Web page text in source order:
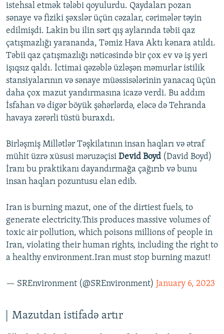
istehsal etmək tələbi qoyulurdu. Qaydaları pozan
sənaye və fiziki şəxslər üçün cəzalar, cərimələr təyin
edilmişdi. Lakin bu ilin sərt qış aylarında təbii qaz
çatışmazlığı yarananda, Təmiz Hava Aktı kənara atıldı.
Təbii qaz çatışmazlığı nəticəsində bir çox ev və iş yeri
işıqsız qaldı. İctimai qəzəblə üzləşən məmurlar istilik
stansiyalarının və sənaye müəssisələrinin yanacaq üçün
daha çox mazut yandırmasına icazə verdi. Bu addım
İsfahan və digər böyük şəhərlərdə, eləcə də Tehranda
havaya zərərli tüstü buraxdı.
Birləşmiş Millətlər Təşkilatının insan haqları və ətraf
mühit üzrə xüsusi məruzəçisi Devid Boyd (David Boyd)
İranı bu praktikanı dayandırmağa çağırıb və bunu
insan haqları pozuntusu elan edib.
Iran is burning mazut, one of the dirtiest fuels, to
generate electricity.This produces massive volumes of
toxic air pollution, which poisons millions of people in
Iran, violating their human rights, including the right to
a healthy environment.Iran must stop burning mazut!
— SREnvironment (@SREnvironment) January 6, 2023
Mazutdan istifadə artır